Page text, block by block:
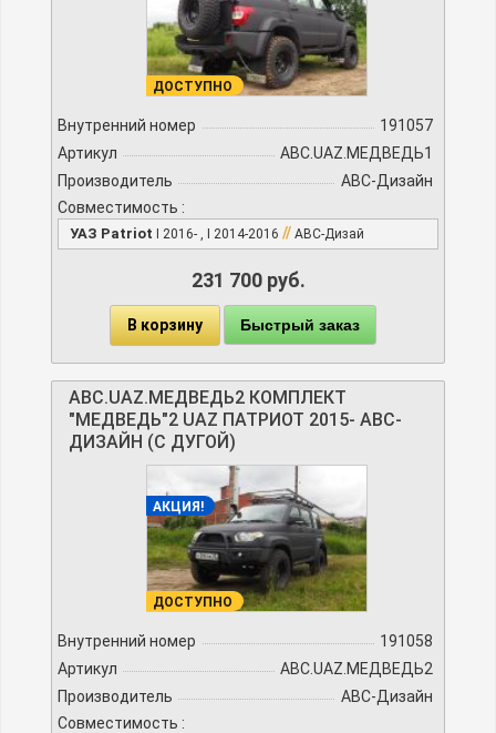
ДОСТУПНО
Внутренний номер
191057
Артикул
ABC.UAZ.МЕДВЕДЬ1
Производитель
АВС-Дизайн
Совместимость :
УАЗ Patriot I 2016- , I 2014-2016 // АВС-Дизай
231 700 руб.
В корзину Быстрый заказ
ABC.UAZ.МЕДВЕДЬ2 КОМПЛЕКТ
"МЕДВЕДЬ"2 UAZ ПАТРИОТ 2015- АВС-
ДИЗАЙН (С ДУГОЙ)
АКЦИЯ!
ДОСТУПНО
Внутренний номер
191058
Артикул
ABC.UAZ.МЕДВЕДЬ2
Производитель
АВС-Дизайн
Совместимость :